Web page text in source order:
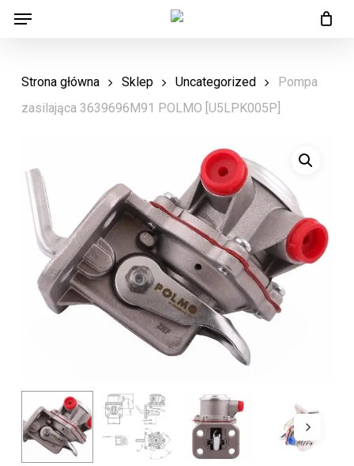
Skip
content
Menu
Strona główna Sklep Uncategorized
Pompa
zasilająca 3639696M91 POLMO [U5LPK005P]
Menu